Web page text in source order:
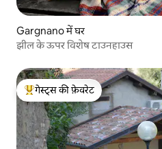
Gargnano में घर
झील के ऊपर विशेष टाउनहाउस
गेस्ट्स का टॉप फ़ेवरेट
गेस्ट्स की फ़ेवरेट